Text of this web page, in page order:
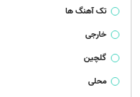
تک آهنگ ها
خارجی
گلچین
محلی